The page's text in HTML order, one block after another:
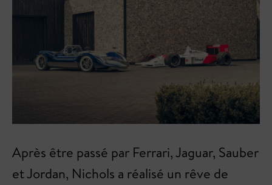
Après être passé par Ferrari, Jaguar, Sauber
et Jordan, Nichols a réalisé un rêve de